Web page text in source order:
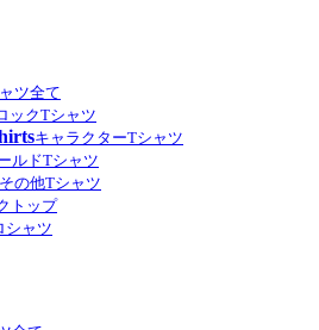
ツ全て
ックTシャツ
キャラクターTシャツ
ルドTシャツ
その他Tシャツ
トップ
シャツ